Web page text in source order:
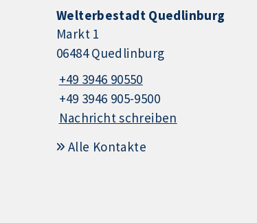
Welterbestadt Quedlinburg
Markt 1
06484 Quedlinburg
+49 3946 90550
+49 3946 905-9500
Nachricht schreiben
Alle Kontakte